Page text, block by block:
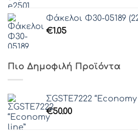
Φάκελοι Φ30-05189
€1.05
Πιο Δημοφιλή Προϊόντα
ΣGSTE7222
€50.00